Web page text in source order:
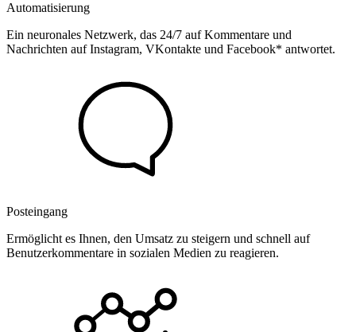
Automatisierung
Ein neuronales Netzwerk, das 24/7 auf Kommentare und
Nachrichten auf Instagram, VKontakte und Facebook* antwortet.
Posteingang
Ermöglicht es Ihnen, den Umsatz zu steigern und schnell auf
Benutzerkommentare in sozialen Medien zu reagieren.